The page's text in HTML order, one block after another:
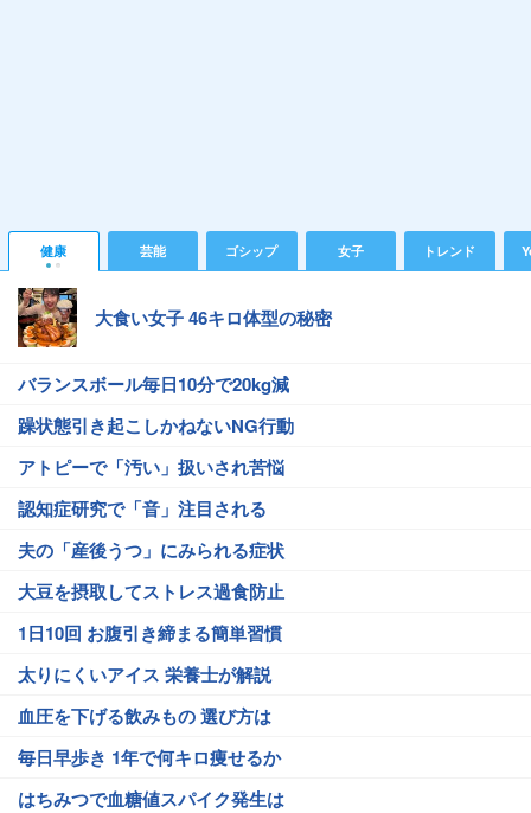
健康 芸能 ゴシップ 女子 トレンド
大食い女子 46キロ体型の秘密
バランスボール毎日10分で20kg減
躁状態引き起こしかねないNG行動
アトピーで「汚い」扱いされ苦悩
認知症研究で「音」注目される
夫の「産後うつ」にみられる症状
大豆を摂取してストレス過食防止
1日10回 お腹引き締まる簡単習慣
太りにくいアイス 栄養士が解説
血圧を下げる飲みもの 選び方は
毎日早歩き 1年で何キロ痩せるか
はちみつで血糖値スパイク発生は